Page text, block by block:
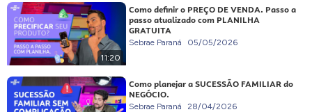
11:20
Como definir o PREÇO DE VENDA. Passo a
passo atualizado com PLANILHA
GRATUITA
Sebrae Paraná 05/05/2026
Como planejar a SUCESSÃO FAMILIAR do
NEGÓCIO.
Sebrae Paraná 28/04/2026